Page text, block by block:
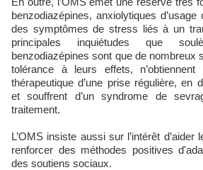
benzodiazépines, anxiolytiques
des symptômes de stress liés à un
principales inquiétudes que
benzodiazépines sont que de nombreux
tolérance à leurs effets, n’obtiennent
thérapeutique d’une prise régulière, en
et souffrent d’un syndrome de
traitement.
L’OMS insiste aussi sur l’intérêt
renforcer des méthodes positives
des soutiens sociaux.